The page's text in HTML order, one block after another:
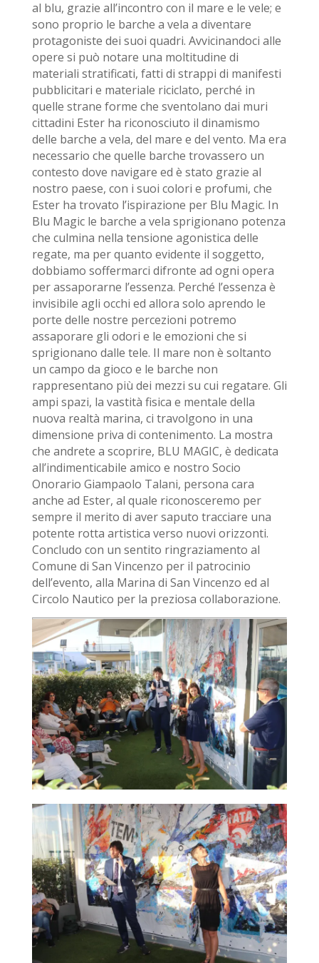
al blu, grazie all’incontro con il mare e le vele; e
sono proprio le barche a vela a diventare
protagoniste dei suoi quadri. Avvicinandoci alle
opere si può notare una moltitudine di
materiali stratificati, fatti di strappi di manifesti
pubblicitari e materiale riciclato, perché in
quelle strane forme che sventolano dai muri
cittadini Ester ha riconosciuto il dinamismo
delle barche a vela, del mare e del vento. Ma era
necessario che quelle barche trovassero un
contesto dove navigare ed è stato grazie al
nostro paese, con i suoi colori e profumi, che
Ester ha trovato l’ispirazione per Blu Magic. In
Blu Magic le barche a vela sprigionano potenza
che culmina nella tensione agonistica delle
regate, ma per quanto evidente il soggetto,
dobbiamo soffermarci difronte ad ogni opera
per assaporarne l’essenza. Perché l’essenza è
invisibile agli occhi ed allora solo aprendo le
porte delle nostre percezioni potremo
assaporare gli odori e le emozioni che si
sprigionano dalle tele. Il mare non è soltanto
un campo da gioco e le barche non
rappresentano più dei mezzi su cui regatare. Gli
ampi spazi, la vastità fisica e mentale della
nuova realtà marina, ci travolgono in una
dimensione priva di contenimento. La mostra
che andrete a scoprire, BLU MAGIC, è dedicata
all’indimenticabile amico e nostro Socio
Onorario Giampaolo Talani, persona cara
anche ad Ester, al quale riconosceremo per
sempre il merito di aver saputo tracciare una
potente rotta artistica verso nuovi orizzonti.
Concludo con un sentito ringraziamento al
Comune di San Vincenzo per il patrocinio
dell’evento, alla Marina di San Vincenzo ed al
Circolo Nautico per la preziosa collaborazione.